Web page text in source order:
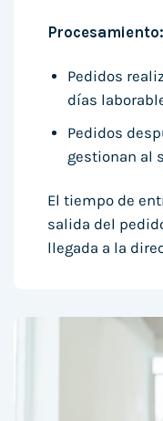
Procesamiento:
Pedidos
días
Pedidos
gestionan al
El tiempo de
salida del
llegada a la